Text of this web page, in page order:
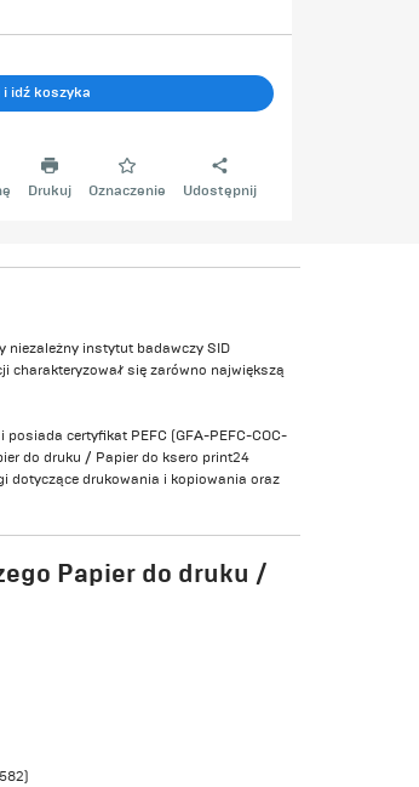
i idź koszyka
Drukuj Oznaczenie Udostępnij
niezależny instytut badawczy SID
charakteryzował się zarówno największą
certyfikat PEFC (GFA-PEFC-COC-
do druku / Papier do ksero print24
dotyczące drukowania i kopiowania oraz
Papier do druku /